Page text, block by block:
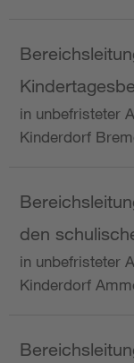
in unbefristeter
Kinderdorf
den
in unbefristeter
Kinderdorf